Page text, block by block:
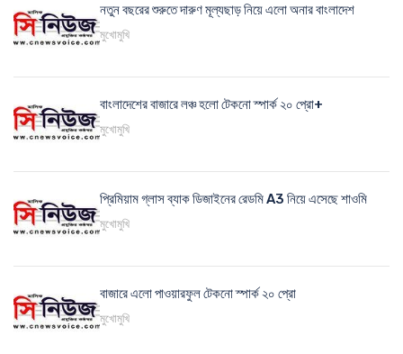
নতুন বছরের শুরুতে দারুণ মূল্যছাড় নিয়ে এলো অনার বাংলাদেশ
মুখোমুখি
বাংলাদেশের বাজারে লঞ্চ হলো টেকনো স্পার্ক ২০ প্রো+
মুখোমুখি
প্রিমিয়াম গ্লাস ব্যাক ডিজাইনের রেডমি A3 নিয়ে এসেছে শাওমি
মুখোমুখি
বাজারে এলো পাওয়ারফুল টেকনো স্পার্ক ২০ প্রো
মুখোমুখি